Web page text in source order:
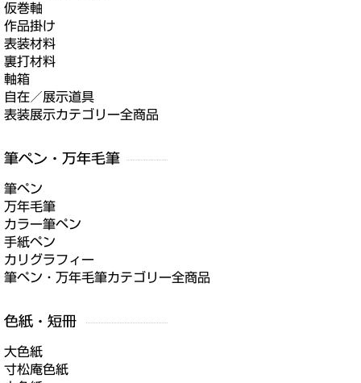
仮巻軸
作品掛け
表装材料
裏打材料
軸箱
自在／展示道具
表装展示カテゴリー全商品
筆ペン
万年毛筆
カラー筆ペン
手紙ペン
カリグラフィー
筆ペン・万年毛筆カテゴリー全商品
大色紙
寸松庵色紙